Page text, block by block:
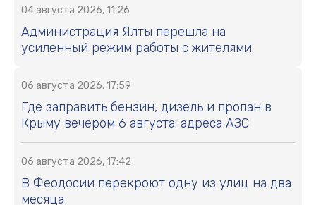
Преображение знака: август
станет поворотным для вас
МО РФ отреагировало на смену
афоризмом
продается вдвое дешевле
квартиры